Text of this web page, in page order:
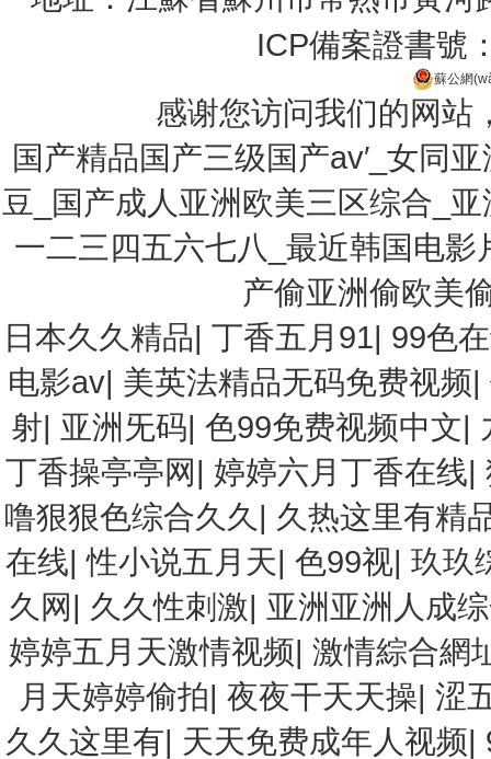
ICP備案證書號
蘇公網
感谢您访问我们的网站
国产精品国产三级国产av′_女同
豆_国产成人亚洲欧美三区综合_
一二三四五六七八_最近韩国电影
产偷亚洲偷欧美
日本久久精品| 丁香五月91| 99色
电影av| 美英法精品无码免费视频|
射| 亚洲旡码| 色99免费视频中文|
丁香操亭亭网| 婷婷六月丁香在线|
噜狠狠色综合久久 | 久热这里有精
在线|性小说五月天|色99视|玖玖
久网| 久久性刺激| 亚洲亚洲人成
婷婷五月天激情视频|激情綜合網
月天婷婷偷拍|夜夜干天天操|涩
久久这里有| 天天免费成年人视频|